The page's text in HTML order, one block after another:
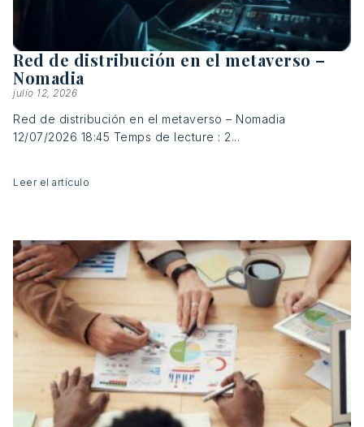
Red de distribución en el metaverso –
Nomadia
julio 12, 2026
Red de distribución en el metaverso – Nomadia
12/07/2026 18:45 Temps de lecture : 2...
Leer el artículo